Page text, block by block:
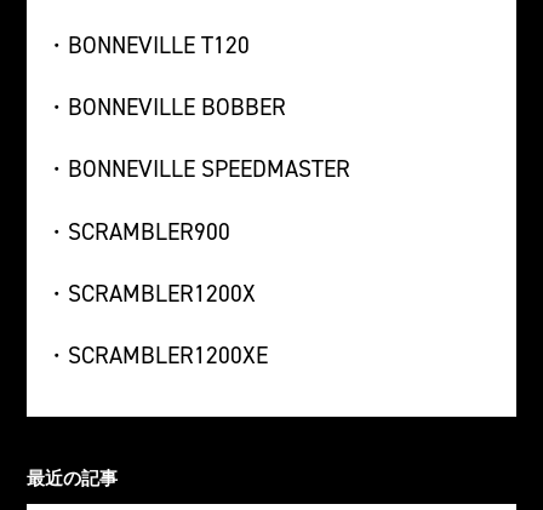
・BONNEVILLE T120
・BONNEVILLE BOBBER
・BONNEVILLE SPEEDMASTER
・SCRAMBLER900
・SCRAMBLER1200X
・SCRAMBLER1200XE
最近の記事